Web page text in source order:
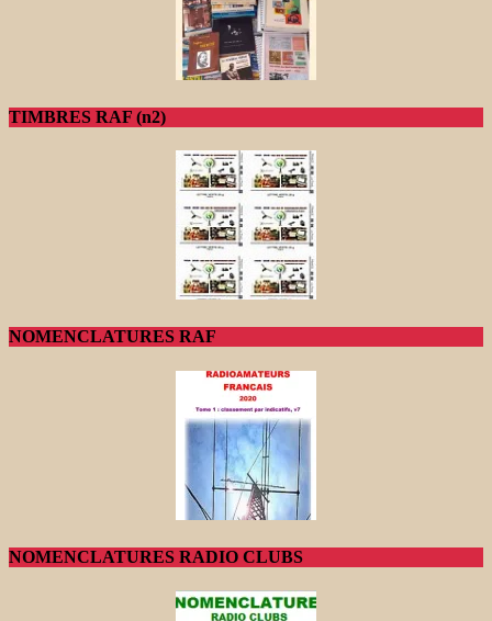
TIMBRES RAF (n2)
NOMENCLATURES RAF
NOMENCLATURES RADIO CLUBS